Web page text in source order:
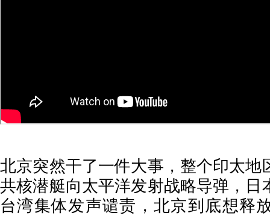
北京突然干了一件大事，整个印太地
共核潜艇向太平洋发射战略导弹，日
台湾集体发声谴责，北京到底想释